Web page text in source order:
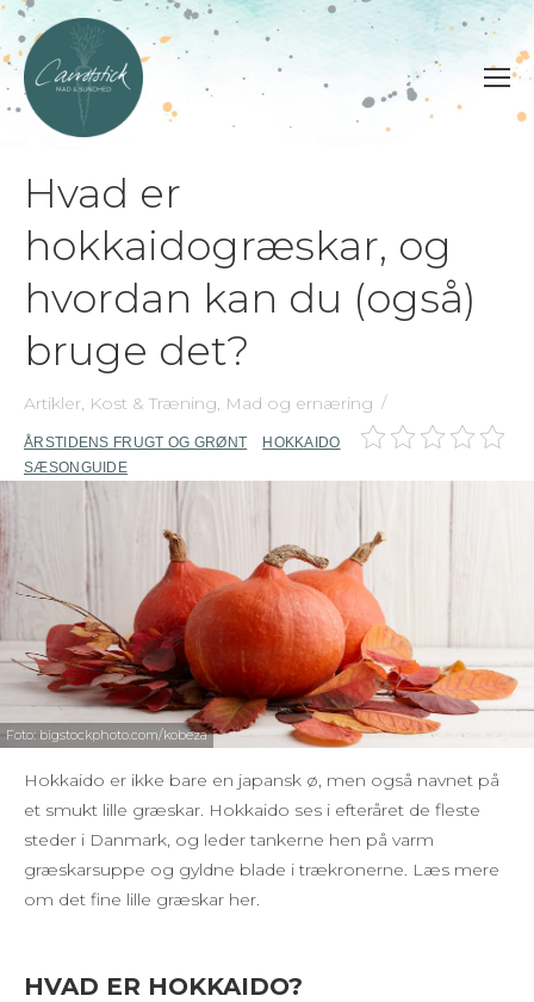
Hvad er
hokkaidogræskar, og
hvordan kan du (også)
bruge det?
Artikler, Kost & Træning, Mad og ernæring
ÅRSTIDENS FRUGT OG GRØNT
HOKKAIDO
SÆSONGUIDE
Foto: bigstockphoto.com/kobeza
Hokkaido er ikke bare en japansk ø, men også navnet på
et smukt lille græskar. Hokkaido ses i efteråret de fleste
steder i Danmark, og leder tankerne hen på varm
græskarsuppe og gyldne blade i trækronerne. Læs mere
om det fine lille græskar her.
HVAD ER HOKKAIDO?